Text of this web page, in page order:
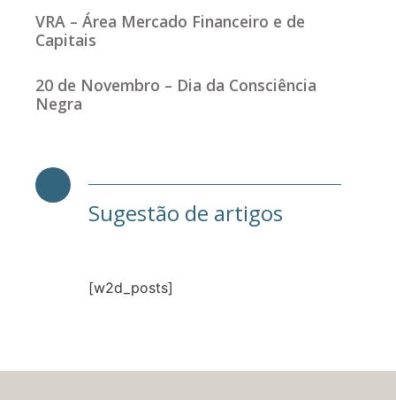
VRA – Área Mercado Financeiro e de
Capitais
20 de Novembro – Dia da Consciência
Negra
Sugestão de artigos
[w2d_posts]